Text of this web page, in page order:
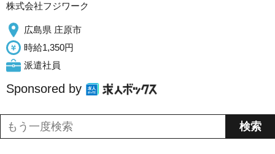
株式会社フジワーク
広島県 庄原市
時給1,350円
派遣社員
Sponsored by